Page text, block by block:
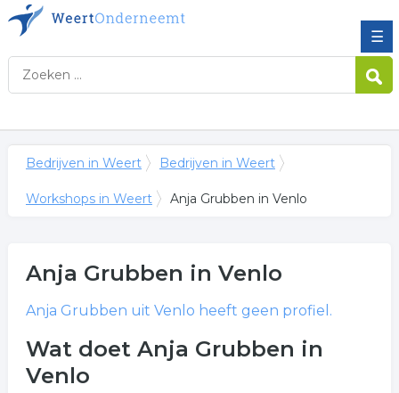
☰
Bedrijven in Weert Bedrijven in Weert
Workshops in Weert Anja Grubben in Venlo
Anja Grubben in Venlo
Anja Grubben uit Venlo heeft geen profiel.
Wat doet Anja Grubben in
Venlo